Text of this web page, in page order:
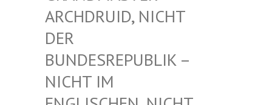
RCHDRUID, NICHT D
ER B
UNDESREPUBLIK – N
ICHT IM E